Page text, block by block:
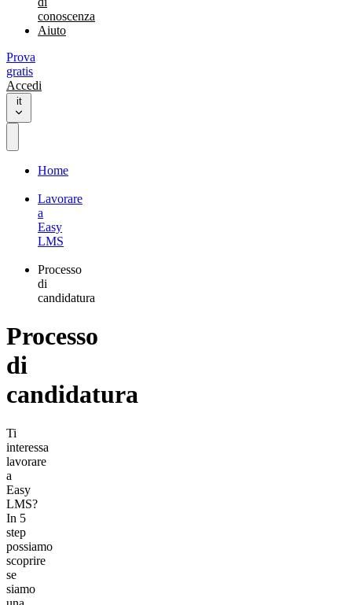
conoscenza
Aiuto
Prova
gratis
Accedi
it
Home
Lavorare
a
Easy
LMS
Processo
di
candidatura
Processo
di
candidatura
Ti
interessa
lavorare
a
Easy
LMS?
In 5
step
possiamo
scoprire
se
siamo